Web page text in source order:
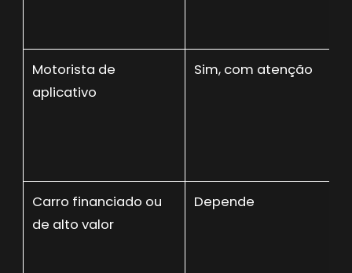
Motorista de
aplicativo
Sim, com atenção
Carro financiado ou
de alto valor
Depende